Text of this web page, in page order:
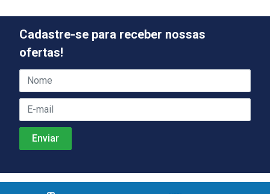
Cadastre-se para receber nossas
ofertas!